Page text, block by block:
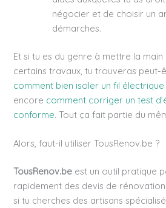
négocier et de choisir un
démarches.
Et si tu es du genre à mettre la
certains travaux, tu trouveras peut-
comment bien isoler un fil
encore comment corriger un test
conforme. Tout ça fait partie du
Alors, faut-il utiliser TousRenov.be ?
TousRenov.be est un outil pratique
rapidement des devis de
si tu cherches des artisans